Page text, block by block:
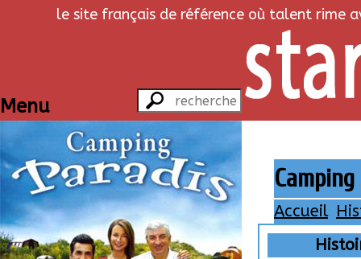
le site français de référence où talent rime
Menu
Accueil